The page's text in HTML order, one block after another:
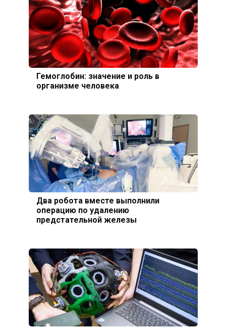
Гемоглобин: значение и роль в
организме человека
Два робота вместе выполнили
операцию по удалению
предстательной железы